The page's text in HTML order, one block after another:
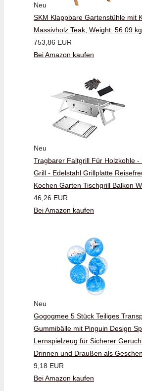
Neu
SKM Klappbare Gartenstühle mit
Massivholz Teak, Weight: 56.09
753,86 EUR
Bei Amazon kaufen
Neu
Tragbarer Faltgrill Für Holzkohle
Grill - Edelstahl Grillplatte
Kochen Garten Tischgrill Balkon
46,26 EUR
Bei Amazon kaufen
Neu
Gogogmee 5 Stück Teiliges
Gummibälle mit Pinguin Design
Lernspielzeug für Sicherer
Drinnen und Draußen als
9,18 EUR
Bei Amazon kaufen